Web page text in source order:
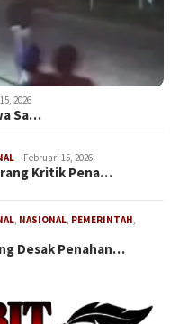
2026
Sa…
Februari 15, 2026
Kritik Pena…
, NASIONAL, PEMERINTAH,
Desak Penahan…